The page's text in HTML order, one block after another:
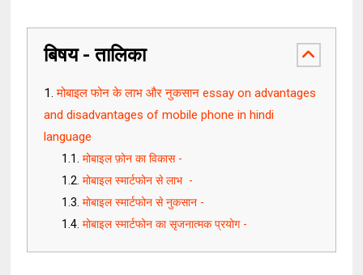
बिषय - तालिका
मोबाइल फोन के लाभ और नुकसान essay on advantages
and disadvantages of mobile phone in hindi
language
मोबाइल फ़ोन का विकास -
मोबाइल स्मार्टफोन से लाभ -
मोबाइल स्मार्टफोन से नुकसान -
मोबाइल स्मार्टफोन का सृजनात्मक प्रयोग -